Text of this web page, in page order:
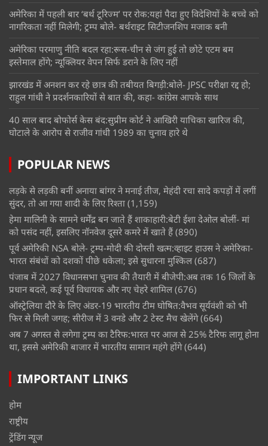
अमेरिका में पहली बार ‘बर्थ टूरिज्म’ पर रोक:यहां पैदा हुए विदेशियों के बच्चे को
नागरिकता नहीं मिलेगी; ट्रम्प बोले- बर्थराइट सिटीजनशिप मजाक बनी
अमेरिका परमाणु नीति बदल रहा:रूस-चीन से जंग हुई तो छोटे एटम बम
इस्तेमाल होंगे; न्यूक्लियर वेपन सिर्फ डराने के लिए नहीं
झारखंड में अनशन कर रहे छात्र की तबीयत बिगड़ी:बोले- JPSC परीक्षा रद्द हो;
राहुल गांधी ने प्रदर्शनकारियों से बात की, कहा- कांग्रेस आपके साथ
40 साल बाद बोफोर्स केस बंद:सुप्रीम कोर्ट ने आखिरी याचिका खारिज की,
घोटाले के आरोप से राजीव गांधी 1989 का चुनाव हारे थे
POPULAR NEWS
लड़के से लड़की बनीं अनाया बांगर ने मनाई तीज, मेहंदी रचा सादे कपड़ों में लगीं
सुंदर, तो आ गया शादी के लिए रिश्ता (1,159)
हेमा मालिनी के सामने धर्मेंद्र बन जाते हैं शाकाहारी:बेटी ईशा देओल बोलीं- मां
को पसंद नहीं, इसलिए नॉनवेज दूसरे कमरे में खाते हैं (890)
पूर्व अमेरिकी NSA बोले- ट्रम्प-मोदी की दोस्ती खत्म:व्हाइट हाउस ने अमेरिका-
भारत संबंधों को दशकों पीछे धकेला; इसे सुधारना मुश्किल (687)
पंजाब में 2027 विधानसभा चुनाव की तैयारी में बीजेपी:अब तक 16 जिलों के
प्रधान बदले, कई पूर्व विधायक और नए चेहरे शामिल (676)
ऑस्ट्रेलिया दौरे के लिए अंडर-19 भारतीय टीम घोषित:वैभव सूर्यवंशी को भी
फिर से मिली जगह; सीरीज में 3 वनडे और 2 टेस्ट मैच खेलेंगे (664)
अब 7 अगस्त से लगेगा ट्रम्प का टैरिफ:भारत पर आज से 25% टैरिफ लागू होना
था, इससे अमेरिकी बाजार में भारतीय सामान महंगे होंगे (644)
IMPORTANT LINKS
होम
राष्ट्रीय
ट्रेंडिंग न्यूज